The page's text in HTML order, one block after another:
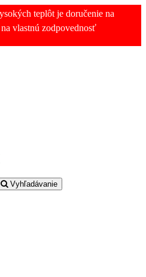
teplôt je doručenie na
vlastnú zodpovednosť
Vyhľadávanie